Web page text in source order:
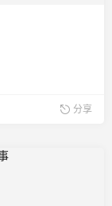
分享